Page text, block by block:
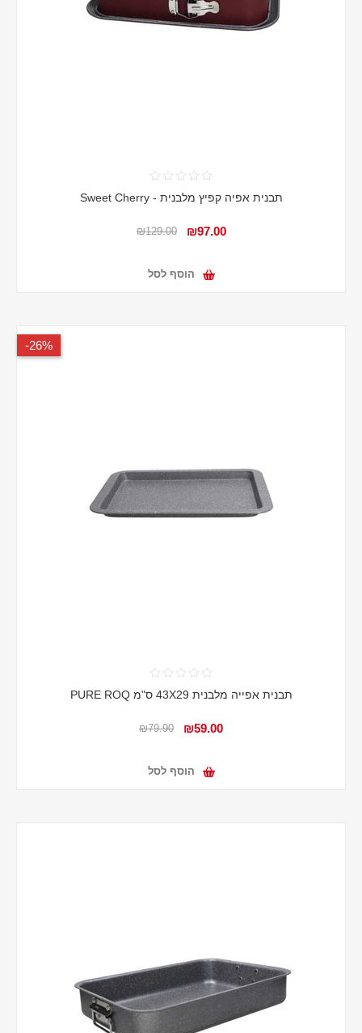
תבנית אפיה קפיץ מלבנית - Sweet Cherry
₪97.00
₪129.00
הוסף לסל
26%-
תבנית אפייה מלבנית 43X29 ס"מ PURE ROQ
₪59.00
₪79.90
הוסף לסל